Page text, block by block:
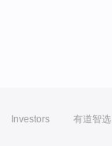
Investors 有道智选